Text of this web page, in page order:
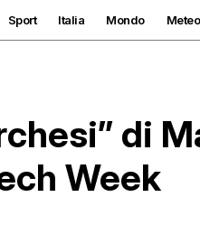
Sport Italia Mondo Meteo
di
Week